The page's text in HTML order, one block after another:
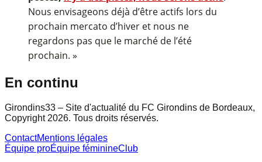
Nous envisageons déjà d’être actifs lors du
prochain mercato d’hiver et nous ne
regardons pas que le marché de l’été
prochain. »
En continu
Girondins33 – Site d'actualité du FC Girondins de Bordeaux,
Copyright 2026. Tous droits réservés.
ContactMentions légales
Équipe proÉquipe féminineClub